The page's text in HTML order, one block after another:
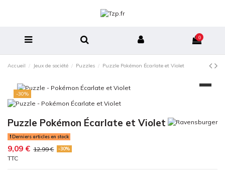
0
Accueil Jeux de société Puzzles Puzzle Pokémon Écarlate et Violet
-30%
Puzzle Pokémon Écarlate et Violet
Derniers articles en stock
9,09 € 12,99 € -30%
TTC